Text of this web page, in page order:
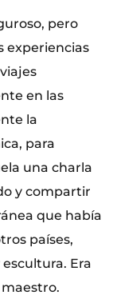
pero
experiencias
en las
la
para
una charla
y compartir
que había
países,
Era